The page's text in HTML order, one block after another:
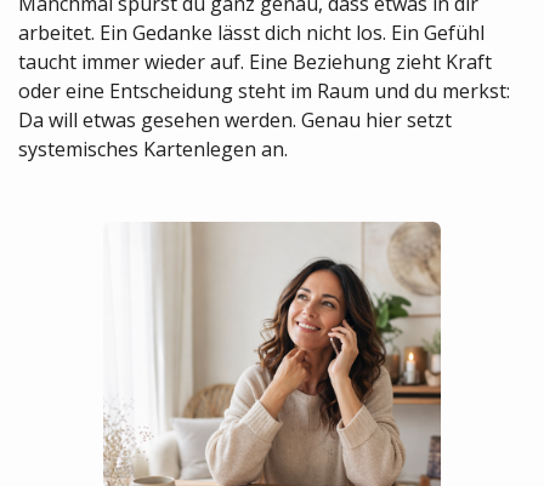
arbeitet. Ein Gedanke lässt dich nicht los. Ein Gefühl
taucht immer wieder auf. Eine Beziehung zieht Kraft
oder eine Entscheidung steht im Raum und du merkst:
Da will etwas gesehen werden. Genau hier setzt
systemisches Kartenlegen an.